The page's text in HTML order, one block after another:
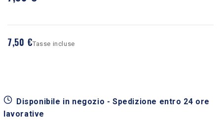
7,50 €Tasse incluse
Disponibile in negozio - Spedizione entro 24 ore
lavorative